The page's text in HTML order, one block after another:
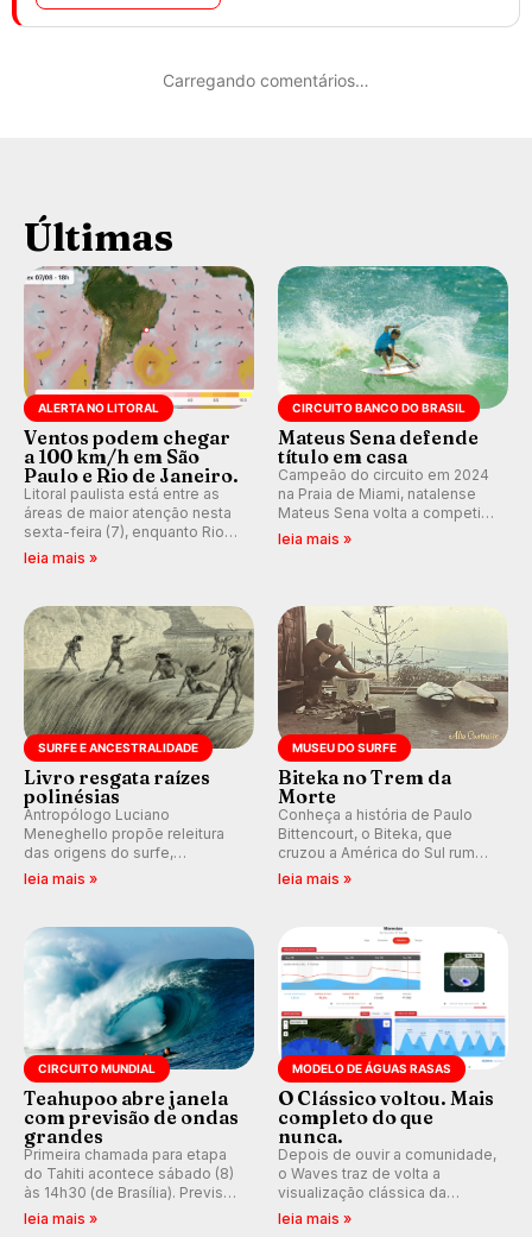
Carregando comentários…
Últimas
ALERTA NO LITORAL
Ventos podem chegar
a 100 km/h em São
Paulo e Rio de Janeiro.
Litoral paulista está entre as
áreas de maior atenção nesta
sexta-feira (7), enquanto Rio
de Janeiro também recebe
km/h em Itanhaém.
leia mais »
CIRCUITO BANCO DO BRASIL
Mateus Sena defende
título em casa
Campeão do circuito em 2024
na Praia de Miami, natalense
Mateus Sena volta a competir
em casa em busca de manter a
leia mais »
SURFE E ANCESTRALIDADE
Livro resgata raízes
polinésias
Antropólogo Luciano
Meneghello propõe releitura
das origens do surfe,
resgatando a cultura polinésia
prática em esporte e indústria.
leia mais »
MUSEU DO SURFE
Biteka no Trem da
Morte
Conheça a história de Paulo
Bittencourt, o Biteka, que
cruzou a América do Sul rumo
ao Pacífico em uma jornada
leia mais »
CIRCUITO MUNDIAL
Teahupoo abre janela
com previsão de ondas
grandes
Primeira chamada para etapa
do Tahiti acontece sábado (8)
às 14h30 (de Brasília). Previsão
indica swell consistente.
leia mais »
MODELO DE ÁGUAS RASAS
O Clássico voltou. Mais
completo do que
nunca.
Depois de ouvir a comunidade,
o Waves traz de volta a
visualização clássica da
previsão de águas rasas,
leia mais »